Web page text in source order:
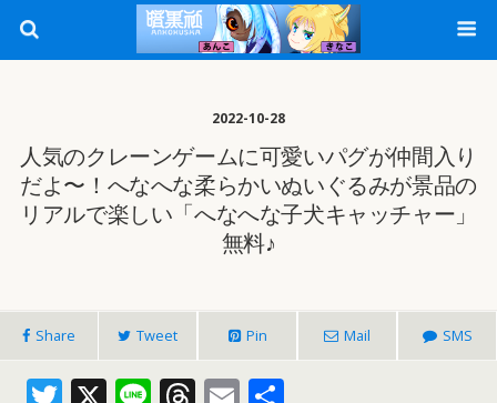
2022-10-28
人気のクレーンゲームに可愛いパグが仲間入り
だよ〜！へなへな柔らかいぬいぐるみが景品の
リアルで楽しい「へなへな子犬キャッチャー」
無料♪
Share Tweet Pin Mail SMS